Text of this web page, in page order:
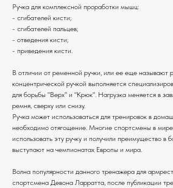
Ручка для комплексной проработки мышц:
- сгибателей кисти;
- сгибателей пальцев;
- отведения кисти;
- приведения кисти.
В отличии от ременной ручки, или ее еще называют
концентрической ручкой выполняется
для борьбы "Верх" и "Крюк". Нагрузка меняется в
ремня, сверху или снизу.
Ручка может использоваться для тренировок в
необходимо отягощение. Многие спортсмены в
использовать эту ручку и получили преимущество в
выступают на чемпионатах Европы и мира.
Волна популярности данного тренажера для
спортсмена Девона Ларратта, после публикации